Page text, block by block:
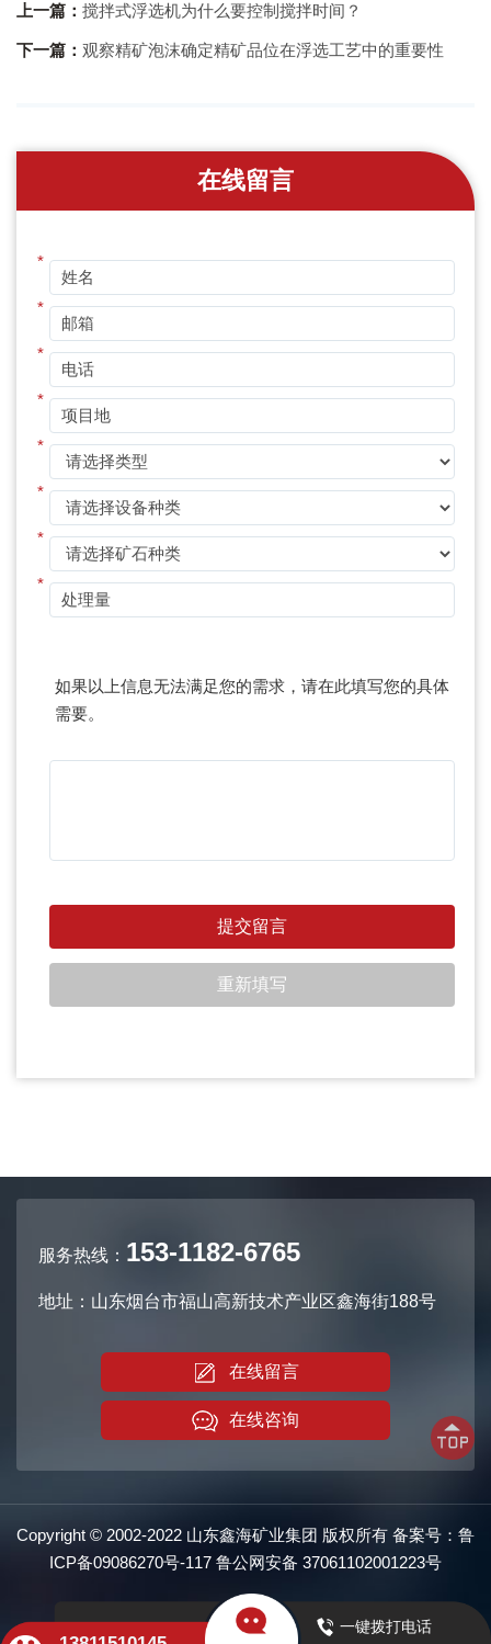
上一篇： 搅拌式浮选机为什么要控制搅拌时间？
下一篇： 观察精矿泡沫确定精矿品位在浮选工艺中的重要性
在线留言
*
*
*
*
*
*
*
*
如果以上信息无法满足您的需求，请在此填写您的具体
需要。
服务热线： 153-1182-6765
地址：山东烟台市福山高新技术产业区鑫海街188号
在线留言
在线咨询
Copyright © 2002-2022 山东鑫海矿业集团 版权所有 备案号： 鲁
ICP备09086270号-117 鲁公网安备 37061102001223号
一键拨打电话